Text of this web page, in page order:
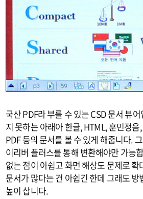
국산 PDF라 부를 수 있는 CSD 문서 뷰
지 못하는 아래아 한글, HTML, 훈민정
PDF 등의 문서를 볼 수 있게 해줍니다.
이리버 플러스를 통해 변환해야만 가능
없는 점이 아쉽고 화면 해상도 문제로
문서가 많다는 건 아쉽긴 한데 그래도
높이 삽니다.